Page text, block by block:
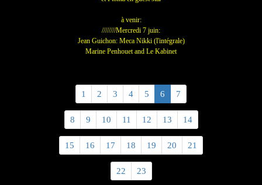
à venir:
////////Mercredi 7 juin:
Jean Guichon: Meca Nikki (l'intégrale)
Marine Penhouet and Le Kabinet
1 2 3 4 5 6 7
8 9 10 11 12 13 14
15 16 17 18 19 20 21
22 23